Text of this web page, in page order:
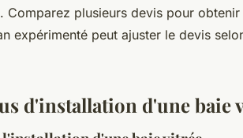
Comparez plusieurs devis pour obtenir
expérimenté peut ajuster le devis
d'installation d'une baie